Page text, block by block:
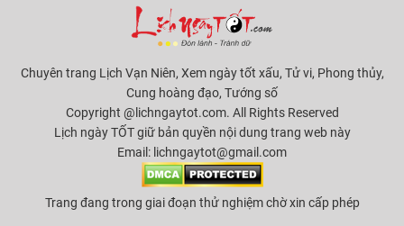
Chuyên trang Lịch Vạn Niên, Xem ngày tốt xấu, Tử vi, Phong thủy,
Cung hoàng đạo, Tướng số
Copyright @lichngaytot.com. All Rights Reserved
Lịch ngày TỐT giữ bản quyền nội dung trang web này
Email: lichngaytot@gmail.com
Trang đang trong giai đoạn thử nghiệm chờ xin cấp phép